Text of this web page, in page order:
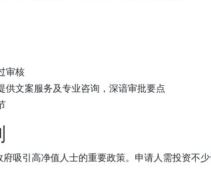
审核
文案服务及专业咨询，深谙审批要点
吸引高净值人士的重要政策。申请人需投资不